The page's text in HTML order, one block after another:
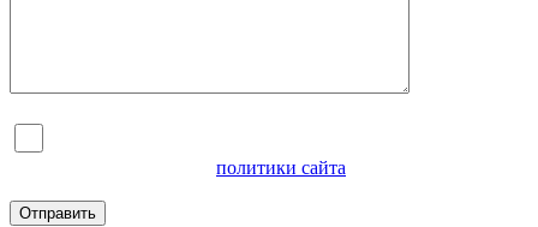
политики сайта